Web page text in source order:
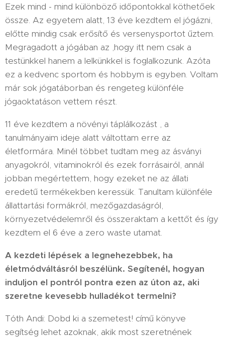
Ezek mind - mind különböző időpontokkal köthetőek
össze. Az egyetem alatt, 13 éve kezdtem el jógázni,
előtte mindig csak erősítő és versenysportot űztem.
Megragadott a jógában az ,hogy itt nem csak a
testünkkel hanem a lelkünkkel is foglalkozunk. Azóta
ez a kedvenc sportom és hobbym is egyben. Voltam
már sok jógatáborban és rengeteg különféle
jógaoktatáson vettem részt.
11 éve kezdtem a növényi táplálkozást , a
tanulmányaim ideje alatt váltottam erre az
életformára. Minél többet tudtam meg az ásványi
anyagokról, vitaminokról és ezek forrásairól, annál
jobban megértettem, hogy ezeket ne az állati
eredetű termékekben keressük. Tanultam különféle
állattartási formákról, mezőgazdaságról,
környezetvédelemről és összeraktam a kettőt és így
kezdtem el 6 éve a zero waste utamat.
A kezdeti lépések a legnehezebbek, ha
életmódváltásról beszélünk. Segítenél, hogyan
induljon el pontról pontra ezen az úton az, aki
szeretne kevesebb hulladékot termelni?
Tóth Andi: Dobd ki a szemetest! című könyve
segítség lehet azoknak, akik most szeretnének